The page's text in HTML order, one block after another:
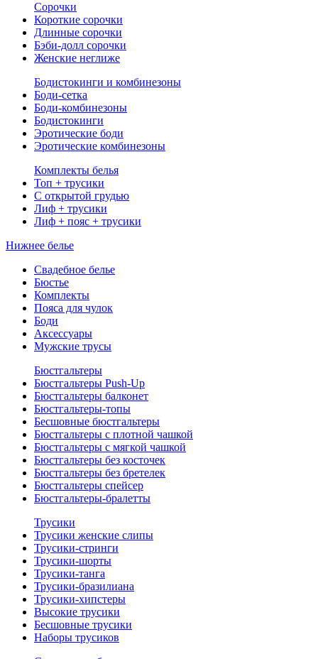
Сорочки
Короткие сорочки
Длинные сорочки
Бэби-долл сорочки
Женские неглиже
Бодистокинги и комбинезоны
Боди-сетка
Боди-комбинезоны
Бодистокинги
Эротические боди
Эротические комбинезоны
Комплекты белья
Топ + трусики
С открытой грудью
Лиф + трусики
Лиф + пояс + трусики
Нижнее белье
Свадебное белье
Бюстье
Комплекты
Пояса для чулок
Боди
Аксессуары
Мужские трусы
Бюстгальтеры
Бюстгальтеры Push-Up
Бюстгальтеры балконет
Бюстгальтеры-топы
Бесшовные бюстгальтеры
Бюстгальтеры с плотной чашкой
Бюстгальтеры с мягкой чашкой
Бюстгальтеры без косточек
Бюстгальтеры без бретелек
Бюстгальтеры спейсер
Бюстгальтеры-бралетты
Трусики
Трусики женские слипы
Трусики-стринги
Трусики-шорты
Трусики-танга
Трусики-бразилиана
Трусики-хипстеры
Высокие трусики
Бесшовные трусики
Наборы трусиков